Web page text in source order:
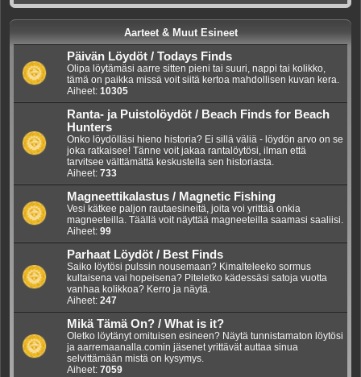
Aarteet & Muut Esineet
Päivän Löydöt / Todays Finds
Olipa löytämäsi aarre sitten pieni tai suuri, nappi tai kolikko,
tämä on paikka missä voit siitä kertoa mahdollisen kuvan kera.
Aiheet: 10305
Ranta- ja Puistolöydöt / Beach Finds for Beach
Hunters
Onko löydölläsi hieno historia? Ei sillä väliä - löydön arvo on se
joka ratkaisee! Tänne voit jakaa rantalöytösi, ilman että
tarvitsee välttämättä keskustella sen historiasta.
Aiheet: 733
Magneettikalastus / Magnetic Fishing
Vesi kätkee paljon rautaesineitä, joita voi yrittää onkia
magneeteilla. Täällä voit näyttää magneeteilla saamasi saaliisi.
Aiheet: 99
Parhaat Löydöt / Best Finds
Saiko löytösi pulssin nousemaan? Kimalteleeko sormus
kultaisena vai hopeisena? Piteletko kädessäsi satoja vuotta
vanhaa kolikkoa? Kerro ja näytä.
Aiheet: 247
Mikä Tämä On? / What is it?
Oletko löytänyt omituisen esineen? Näytä tunnistamaton löytösi
ja aarremaanalla.comin jäsenet yrittävät auttaa sinua
selvittämään mistä on kysymys.
Aiheet: 7059